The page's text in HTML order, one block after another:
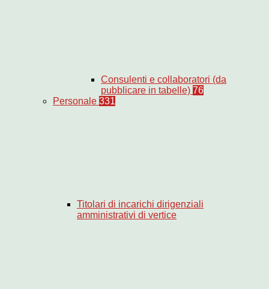
Consulenti e collaboratori (da
pubblicare in tabelle) 76
Personale 331
Titolari di incarichi dirigenziali
amministrativi di vertice